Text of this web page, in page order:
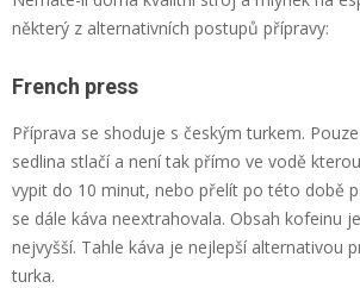
některý z alternativních postupů přípravy:
French press
Příprava se shoduje s českým turkem.
sedlina stlačí a není tak přímo ve vodě
vypit do 10 minut, nebo přelít po této době
se dále káva neextrahovala. Obsah kofeinu
nejvyšší. Tahle káva je nejlepší alternativou
turka.